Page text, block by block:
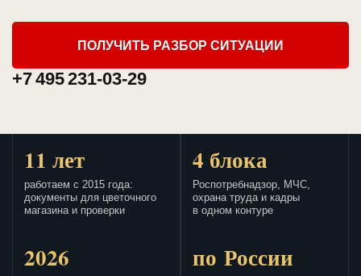
ПОЛУЧИТЬ РАЗБОР СИТУАЦИИ
+7 495 231-03-29
11 лет
работаем с 2015 года:
документы для цветочного
магазина и проверки
4 блока
Роспотребнадзор, МЧС,
охрана труда и кадры
в одном контуре
2026 по России